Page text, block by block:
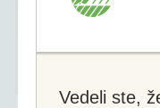
Vedeli ste,